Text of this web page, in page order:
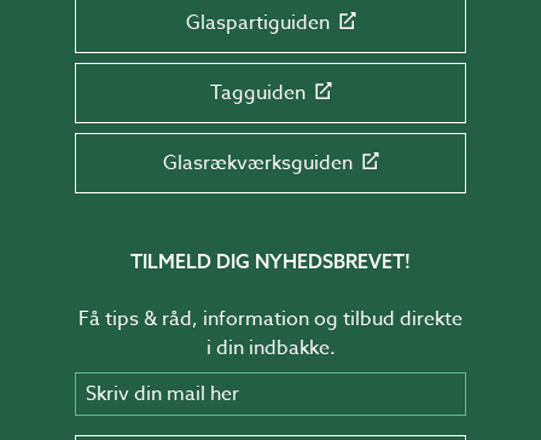
Glaspartiguiden
Tagguiden
Glasrækværksguiden
TILMELD DIG NYHEDSBREVET!
Få tips & råd, information og tilbud direkte
i din indbakke.
Skriv din mail her